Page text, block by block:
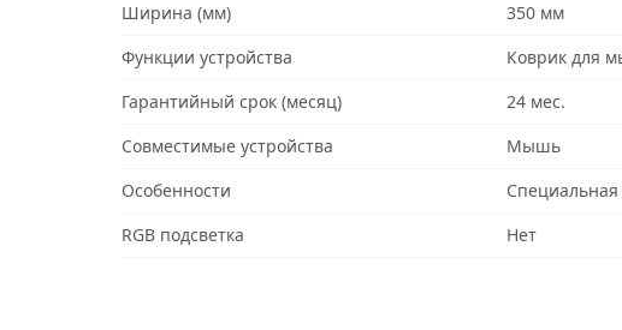
Ширина (мм)
350 мм
Функции устройства
Коврик для
Гарантийный срок (месяц)
24 мес.
Совместимые устройства
Мышь
Особенности
Специальная
RGB подсветка
Нет